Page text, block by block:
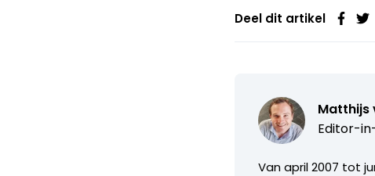
Deel dit artikel
Matthijs
Editor-
Van april 2007 tot